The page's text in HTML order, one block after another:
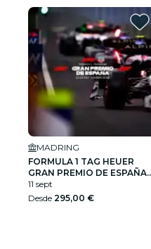
MADRING
FORMULA 1 TAG HEUER
GRAN PREMIO DE ESPAÑA
2026
11 sept
Desde 295,00 €